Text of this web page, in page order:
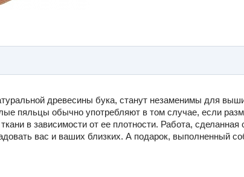
древесины бука, станут незаменимы для
пяльцы обычно употребляют в том случае, если
в зависимости от ее плотности. Работа,
вас и ваших близких. А подарок, выполненный